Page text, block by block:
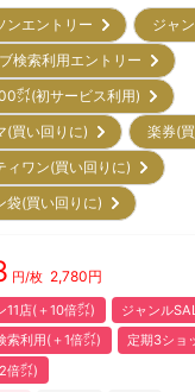
ンエントリー
ジャ
検索利用エントリー
㌽(初サービス利用)
(買い回りに)
楽券(
ィワン(買い回りに)
袋(買い回りに)
円/枚 2,780円
11店(＋10倍㌽)
ジャンル
索利用(＋1倍㌽)
定期3ショ
倍㌽)